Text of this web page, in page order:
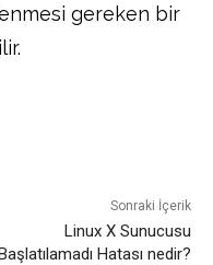
gereken bir
Sonraki İçerik
Linux X Sunucusu
Hatası nedir?